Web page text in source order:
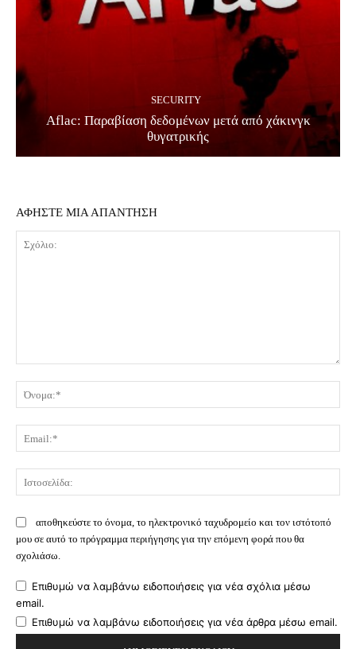
SECURITY
Aflac: Παραβίαση δεδομένων μετά από χάκινγκ
θυγατρικής
ΑΦΗΣΤΕ ΜΙΑ ΑΠΑΝΤΗΣΗ
αποθηκεύστε το όνομα, το ηλεκτρονικό ταχυδρομείο και τον ιστότοπό
μου σε αυτό το πρόγραμμα περιήγησης για την επόμενη φορά που θα
σχολιάσω.
Επιθυμώ να λαμβάνω ειδοποιήσεις για νέα σχόλια μέσω
email.
Επιθυμώ να λαμβάνω ειδοποιήσεις για νέα άρθρα μέσω email.